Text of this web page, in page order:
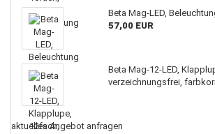
Beta Mag-LED,
57,00 EUR
Beta Mag-12-LED,
verzeichnungsfrei,
aktuelles Angebot anfragen